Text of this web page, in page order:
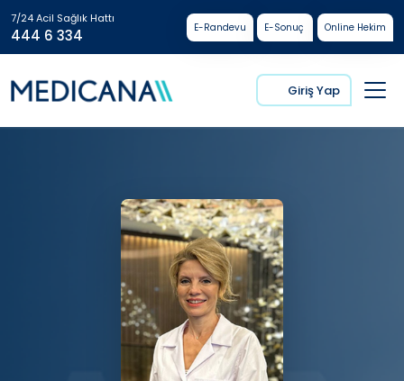
7/24 Acil Sağlık Hattı
444 6 334 E-Randevu E-Sonuç Online Hekim
Giriş Yap